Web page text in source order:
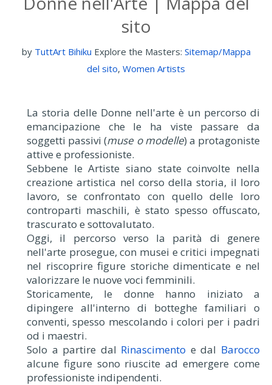
sito
by TuttArt Bihiku Explore the Masters: Sitemap/Mappa
del sito, Women Artists
La storia delle Donne nell'arte è un percorso di
emancipazione che le ha viste passare da
soggetti passivi (muse o modelle) a protagoniste
attive e professioniste.
Sebbene le Artiste siano state coinvolte nella
creazione artistica nel corso della storia, il loro
lavoro, se confrontato con quello delle loro
controparti maschili, è stato spesso offuscato,
trascurato e sottovalutato.
Oggi, il percorso verso la parità di genere
nell'arte prosegue, con musei e critici impegnati
nel riscoprire figure storiche dimenticate e nel
valorizzare le nuove voci femminili.
Storicamente, le donne hanno iniziato a
dipingere all'interno di botteghe familiari o
conventi, spesso mescolando i colori per i padri
od i maestri.
Solo a partire dal Rinascimento e dal Barocco
alcune figure sono riuscite ad emergere come
professioniste indipendenti.